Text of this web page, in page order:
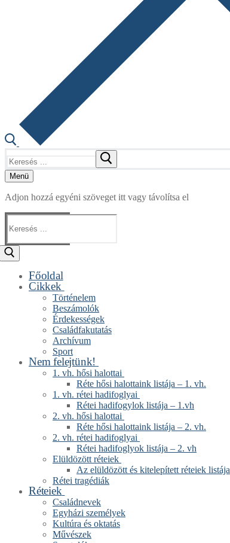
Menü
Adjon hozzá egyéni szöveget itt vagy távolítsa el
Keresése:
Főoldal
Cikkek
Történelem
Beszámolók
Érdekességek
Családfakutatás
Archívum
Sport
Nem felejtünk!
1. vh. hősi halottai
Réte hősi halottaink listája – 1. vh.
1. vh. rétei hadifoglyai
Rétei hadifogylok listája – 1.vh
2. vh. hősi halottai
Réte hősi halottaink listája – 2. vh.
2. vh. rétei hadifoglyai
Rétei hadifoglyok listája – 2. vh
Elüldözött réteiek
Az elüldözött és kitelepített réteiek listája
Rétei tragédiák
Réteiek
Családnevek
Egyházi személyek
Kultúra és oktatás
Művészek